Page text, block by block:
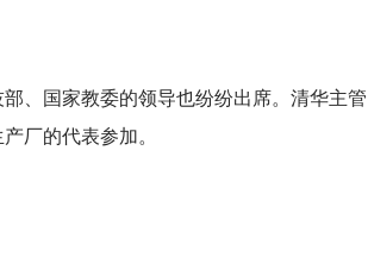
、国家教委的领导也纷纷出席。清华主管
厂的代表参加。